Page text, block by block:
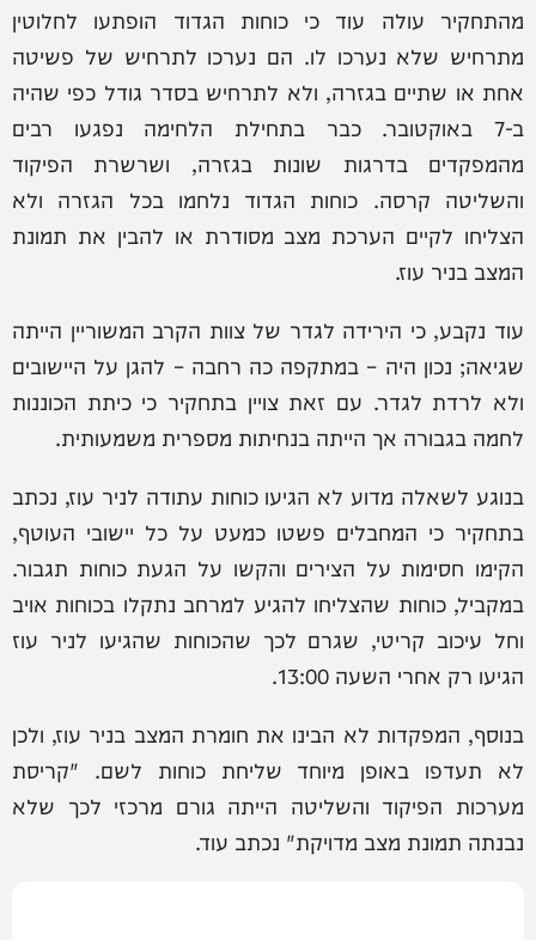
מהתחקיר עולה עוד כי כוחות הגדוד הופתעו לחלוטין
מתרחיש שלא נערכו לו. הם נערכו לתרחיש של פשיטה
אחת או שתיים בגזרה, ולא לתרחיש בסדר גודל כפי שהיה
ב-7 באוקטובר. כבר בתחילת הלחימה נפגעו רבים
מהמפקדים בדרגות שונות בגזרה, ושרשרת הפיקוד
והשליטה קרסה. כוחות הגדוד נלחמו בכל הגזרה ולא
הצליחו לקיים הערכת מצב מסודרת או להבין את תמונת
המצב בניר עוז.
עוד נקבע, כי הירידה לגדר של צוות הקרב המשוריין הייתה
שגיאה; נכון היה – במתקפה כה רחבה – להגן על היישובים
ולא לרדת לגדר. עם זאת צויין בתחקיר כי כיתת הכוננות
לחמה בגבורה אך הייתה בנחיתות מספרית משמעותית.
בנוגע לשאלה מדוע לא הגיעו כוחות עתודה לניר עוז, נכתב
בתחקיר כי המחבלים פשטו כמעט על כל יישובי העוטף,
הקימו חסימות על הצירים והקשו על הגעת כוחות תגבור.
במקביל, כוחות שהצליחו להגיע למרחב נתקלו בכוחות אויב
וחל עיכוב קריטי, שגרם לכך שהכוחות שהגיעו לניר עוז
הגיעו רק אחרי השעה 13:00.
בנוסף, המפקדות לא הבינו את חומרת המצב בניר עוז, ולכן
לא תעדפו באופן מיוחד שליחת כוחות לשם. "קריסת
מערכות הפיקוד והשליטה הייתה גורם מרכזי לכך שלא
נבנתה תמונת מצב מדויקת" נכתב עוד.